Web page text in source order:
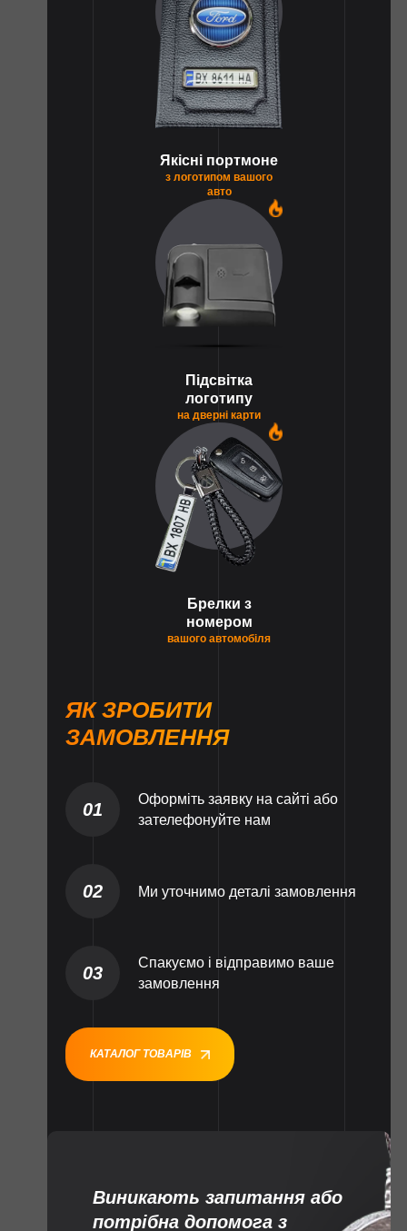
Якісні портмоне
з логотипом вашого
авто
Підсвітка
логотипу
на дверні карти
Брелки з
номером
вашого автомобіля
ЯК ЗРОБИТИ
ЗАМОВЛЕННЯ
01
Оформіть заявку на сайті або
зателефонуйте нам
02 Ми уточнимо деталі замовлення
03
Спакуємо і відправимо ваше
замовлення
КАТАЛОГ ТОВАРІВ
Виникають запитання або
потрібна допомога з